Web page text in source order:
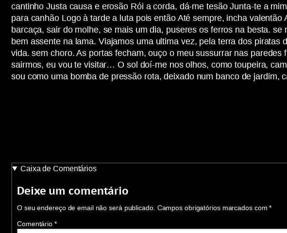
cantinho Justa causa e erosão Rói a corda, dá-me tesão Junta-te a
para canhão Logo à tarde a luta pois então Até sempre, incha
barcaça, sair do molhe, se mais um dia, puseres os ferros na besta.
bem assente na lama. Viajamos uma ultima vez, pela terra dos
vida. sem choro. As portas fecham, ouço o meu sussurrar nas
sairmos, eu vou te visitar… O sol doí-me nos olhos, como toupeira,
sou como uma bomba de pressão rota, deixado num banco de jardim,
Caixa de Comentários
Deixe um comentário
O seu endereço de email não será publicado. Campos obrigatórios marcados com*
Comentário *